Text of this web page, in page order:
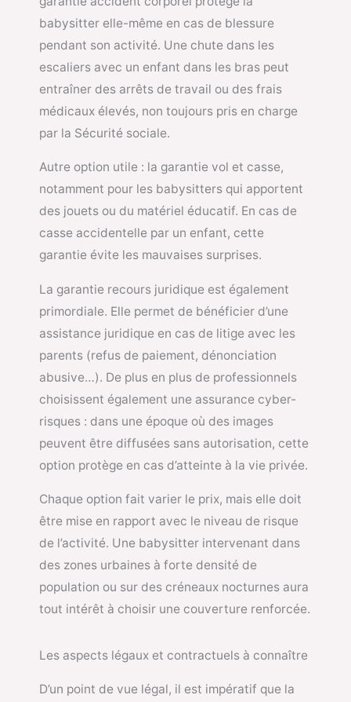
babysitter elle-même en cas de blessure
pendant son activité. Une chute dans les
escaliers avec un enfant dans les bras peut
entraîner des arrêts de travail ou des frais
médicaux élevés, non toujours pris en charge
par la Sécurité sociale.
Autre option utile : la garantie vol et casse,
notamment pour les babysitters qui apportent
des jouets ou du matériel éducatif. En cas de
casse accidentelle par un enfant, cette
garantie évite les mauvaises surprises.
La garantie recours juridique est également
primordiale. Elle permet de bénéficier d’une
assistance juridique en cas de litige avec les
parents (refus de paiement, dénonciation
abusive…). De plus en plus de professionnels
choisissent également une assurance cyber-
risques : dans une époque où des images
peuvent être diffusées sans autorisation, cette
option protège en cas d’atteinte à la vie privée.
Chaque option fait varier le prix, mais elle doit
être mise en rapport avec le niveau de risque
de l’activité. Une babysitter intervenant dans
des zones urbaines à forte densité de
population ou sur des créneaux nocturnes aura
tout intérêt à choisir une couverture renforcée.
Les aspects légaux et contractuels à connaître
D’un point de vue légal, il est impératif que la